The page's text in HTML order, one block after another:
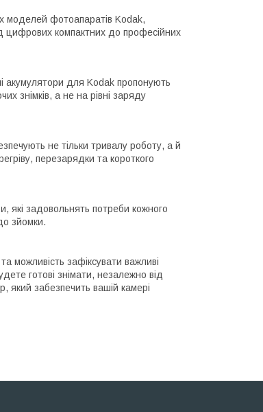
моделей фотоапаратів Kodak,
цифрових компактних до професійних
акумулятори для Kodak пропонують
знімків, а не на рівні заряду
не тільки тривалу роботу, а й
перезарядки та короткого
які задовольнять потреби кожного
зйомки.
можливість зафіксувати важливі
готові знімати, незалежно від
який забезпечить вашій камері